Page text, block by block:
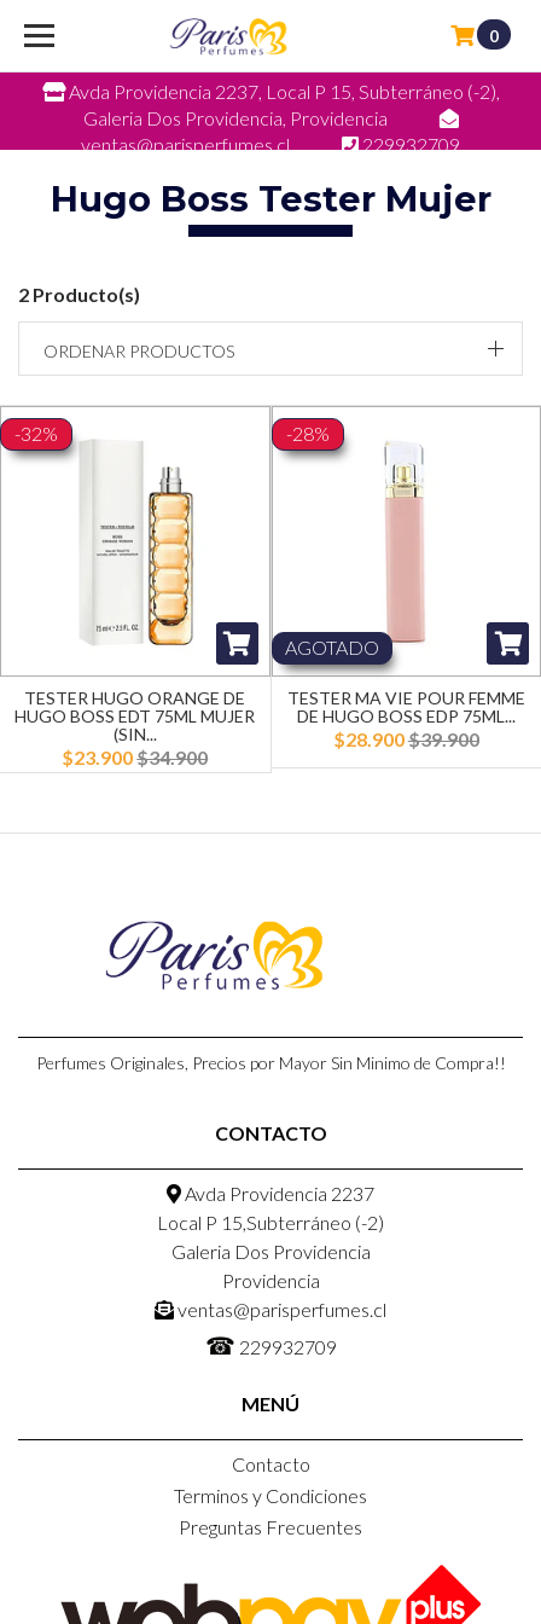
Avda Providencia 2237, Local P 15, Subterráneo (-2),
Galeria Dos Providencia, Providencia
ventas@parisperfumes.cl
229932709
0
Hugo Boss Tester Mujer
2 Producto(s)
ORDENAR PRODUCTOS
-32%
TESTER HUGO ORANGE DE
HUGO BOSS EDT 75ML MUJER
(SIN...
$23.900$34.900
-28%
AGOTADO
TESTER MA VIE POUR FEMME
DE HUGO BOSS EDP 75ML...
$28.900$39.900
Perfumes Originales, Precios por Mayor Sin Minimo de Compra!!
CONTACTO
Avda Providencia 2237
Local P 15,Subterráneo (-2)
Galeria Dos Providencia
Providencia
ventas@parisperfumes.cl
☎ 229932709
MENÚ
Contacto
Terminos y Condiciones
Preguntas Frecuentes